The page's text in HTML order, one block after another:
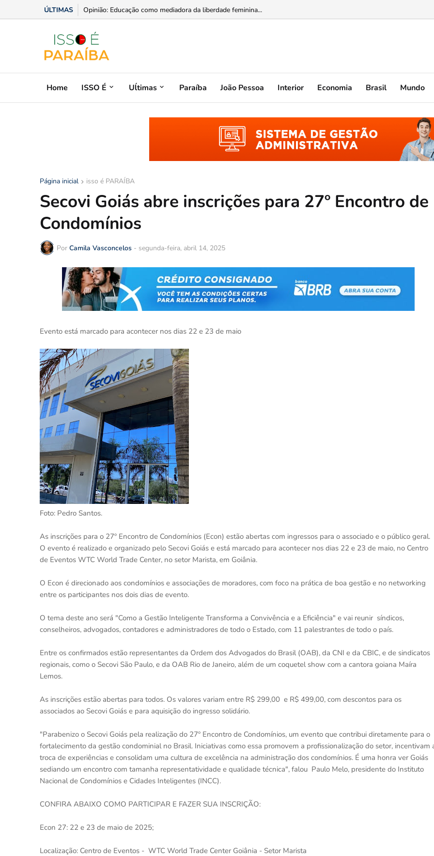
ÚLTIMAS Opinião: Educação como mediadora da liberdade feminina...
Produtos com Denominação de Origem agregam valor e ampliam experiências gastronômicas ...
Home ISSO É Uĺtimas Paraíba João Pessoa Interior Economia Brasil Mundo
Página inicial isso é PARAÍBA
Secovi Goiás abre inscrições para 27º Encontro de
Condomínios
Por Camila Vasconcelos - segunda-feira, abril 14, 2025
Evento está marcado para acontecer nos dias 22 e 23 de maio
Foto: Pedro Santos.
As inscrições para o 27º Encontro de Condomínios (Econ) estão abertas com ingressos para o associado e o público geral.
O evento é realizado e organizado pelo Secovi Goiás e está marcado para acontecer nos dias 22 e 23 de maio, no Centro
de Eventos WTC World Trade Center, no setor Marista, em Goiânia.
O Econ é direcionado aos condomínios e associações de moradores, com foco na prática de boa gestão e no networking
entre os participantes nos dois dias de evento.
O tema deste ano será "Como a Gestão Inteligente Transforma a Convivência e a Eficiência" e vai reunir síndicos,
conselheiros, advogados, contadores e administradores de todo o Estado, com 11 palestrantes de todo o país.
Entre os confirmados estão representantes da Ordem dos Advogados do Brasil (OAB), da CNI e da CBIC, e de sindicatos
regionais, como o Secovi São Paulo, e da OAB Rio de Janeiro, além de um coquetel show com a cantora goiana Maíra
Lemos.
As inscrições estão abertas para todos. Os valores variam entre R$ 299,00 e R$ 499,00, com descontos para os
associados ao Secovi Goiás e para aquisição do ingresso solidário.
"Parabenizo o Secovi Goiás pela realização do 27º Encontro de Condomínios, um evento que contribui diretamente para o
fortalecimento da gestão condominial no Brasil. Iniciativas como essa promovem a profissionalização do setor, incentivam
troca de experiências e consolidam uma cultura de excelência na administração dos condomínios. É uma honra ver Goiás
sediando um encontro com tamanha representatividade e qualidade técnica", falou Paulo Melo, presidente do Instituto
Nacional de Condomínios e Cidades Inteligentes (INCC).
CONFIRA ABAIXO COMO PARTICIPAR E FAZER SUA INSCRIÇÃO:
Econ 27: 22 e 23 de maio de 2025;
Localização: Centro de Eventos - WTC World Trade Center Goiânia - Setor Marista